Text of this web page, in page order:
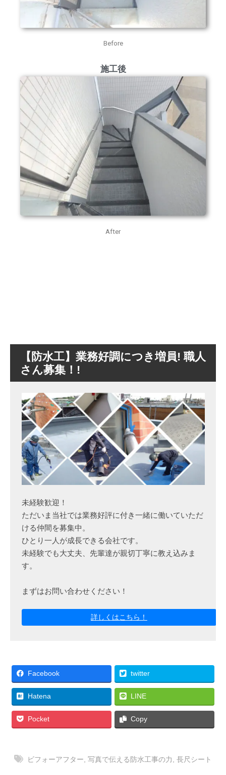
Before
施工後
After
【防水工】業務好調につき増員! 職人
さん募集！!
未経験歓迎！
ただいま当社では業務好評に付き一緒に働いていただ
ける仲間を募集中。
ひとり一人が成長できる会社です。
未経験でも大丈夫、先輩達が親切丁寧に教え込みま
す。
まずはお問い合わせください！
詳しくはこちら！
Facebook twitter
Hatena LINE
Pocket Copy
ビフォーアフター, 写真で伝える防水工事の力 , 長尺シート